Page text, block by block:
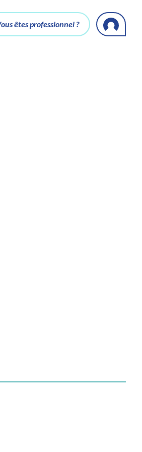
êtes professionnel ?